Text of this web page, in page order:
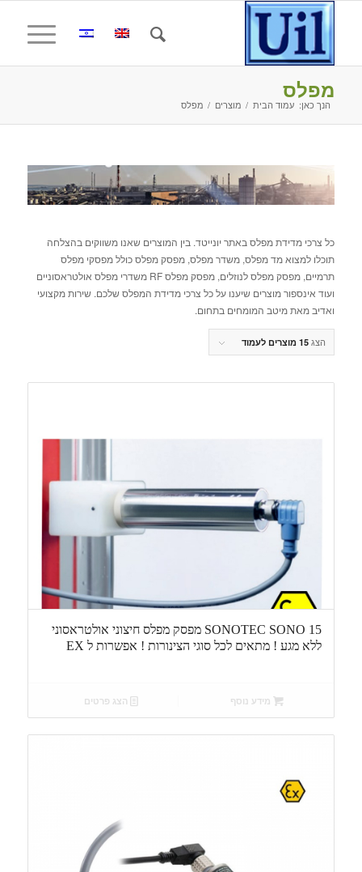
מפלס
הנך כאן: עמוד הבית / מוצרים / מפלס
כל צרכי מדידת מפלס באתר יונייטד. בין המוצרים שאנו משווקים בהצלחה
תוכלו למצוא מד מפלס, משדר מפלס, מפסק מפלס כולל מפסקי מפלס
תרמיים, מפסק מפלס לנוזלים, מפסק מפלס RF משדרי מפלס אולטראסוניים
ועוד אינספור מוצרים שיענו על כל צרכי מדידת המפלס שלכם. שירות מקצועי
ואדיב מאת מיטב המומחים בתחום.
הצג 15 מוצרים לעמוד
SONOTEC SONO 15 מפסק מפלס חיצוני אולטראסוני
ללא מגע ! מתאים לכל סוגי הצינורות ! אפשרות ל EX
מידע נוסף הצג פרטים